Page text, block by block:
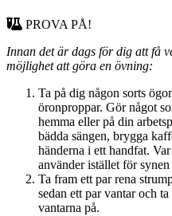
PROVA PÅ!
Innan det är dags för dig att få
möjlighet att göra en övning:
Ta på dig någon sorts
öronproppar. Gör något
hemma eller på din
bädda sängen, brygga
händerna i ett handfat.
använder istället för
Ta fram ett par rena
sedan ett par vantar och
vantarna på.